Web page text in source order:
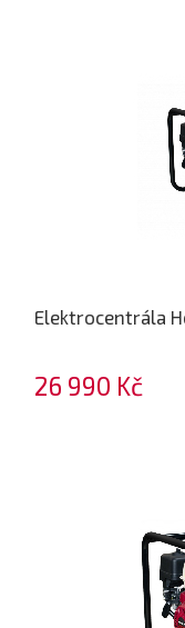
Elektrocentrála
26 990 Kč